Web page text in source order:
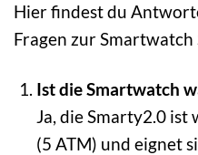
Hier findest du
Fragen zur Smartwatch
Ist die Smartwatch
Ja, die Smarty2.0
(5 ATM) und eignet